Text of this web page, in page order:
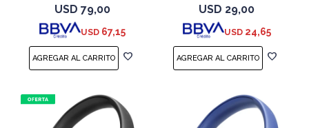
Negro
USD 79,00
USD 67,15
USD 29,00
USD 24,65